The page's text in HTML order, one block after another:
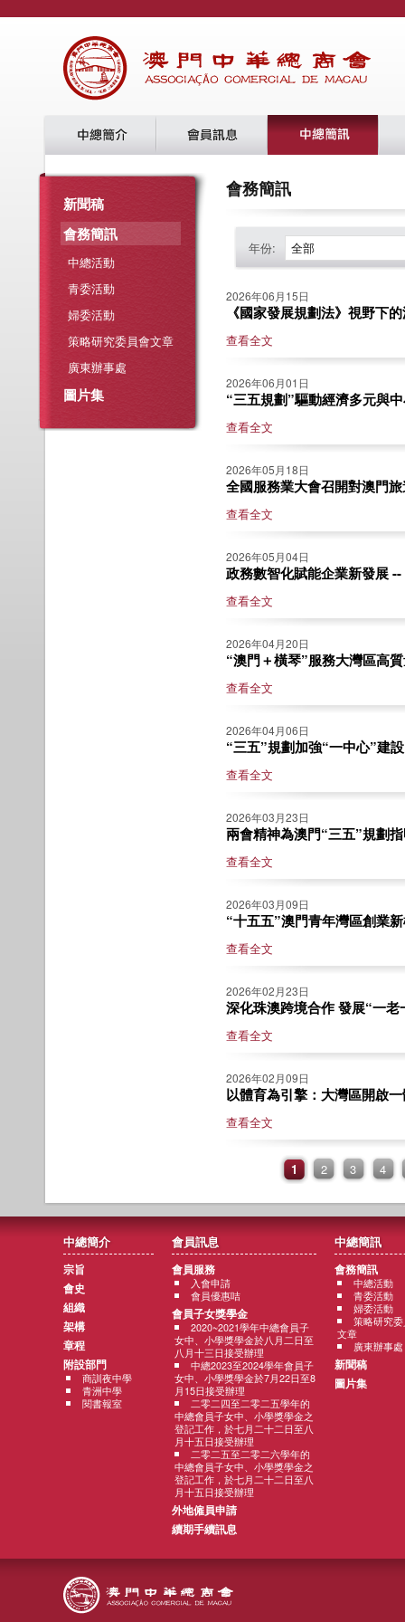
新聞稿
會務簡訊
中總活動
青委活動
婦委活動
策略研究委員會文章
廣東辦事處
圖片集
會務簡訊
年份: 全部
2026年06月15日
《國家發展規劃法》視野下
查看全文
2026年06月01日
“三五規劃”驅動經濟多元與
查看全文
2026年05月18日
全國服務業大會召開對澳門
查看全文
2026年05月04日
政務數智化賦能企業新發展
查看全文
2026年04月20日
“澳門＋橫琴”服務大灣區高
查看全文
2026年04月06日
“三五”規劃加強“一中心”建
查看全文
2026年03月23日
兩會精神為澳門“三五”規劃
查看全文
2026年03月09日
“十五五”澳門青年灣區創業
查看全文
2026年02月23日
深化珠澳跨境合作 發展“一
查看全文
2026年02月09日
以體育為引擎：大灣區開啟
查看全文
1 2 3 4
中總簡介
宗旨
會史
組織
架構
章程
附設部門
商訓夜中學
青洲中學
閱書報室
會員訊息
會員服務
入會申請
會員優惠咭
會員子女獎學金
2020~2021學年中總會員子
女中、小學獎學金於八月二日至
八月十三日接受辦理
中總2023至2024學年會員子
女中、小學獎學金於7月22日至8
月15日接受辦理
二零二四至二零二五學年的
中總會員子女中、小學獎學金之
登記工作，於七月二十二日至八
月十五日接受辦理
二零二五至二零二六學年的
中總會員子女中、小學獎學金之
登記工作，於七月二十二日至八
月十五日接受辦理
外地僱員申請
續期手續訊息
中總簡訊
會務簡訊
中總活動
青委活動
婦委活動
策略研究
文章
廣東辦事處
新聞稿
圖片集